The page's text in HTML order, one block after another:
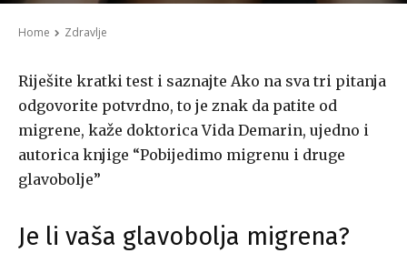
Home Zdravlje
Riješite kratki test i saznajte Ako na sva tri pitanja
odgovorite potvrdno, to je znak da patite od
migrene, kaže doktorica Vida Demarin, ujedno i
autorica knjige “Pobijedimo migrenu i druge
glavobolje”
Je li vaša glavobolja migrena?